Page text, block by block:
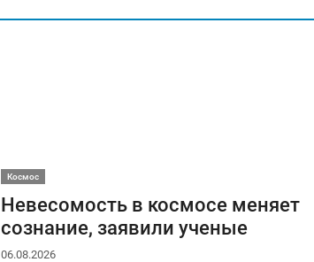
Космос
Невесомость в космосе меняет
сознание, заявили ученые
06.08.2026